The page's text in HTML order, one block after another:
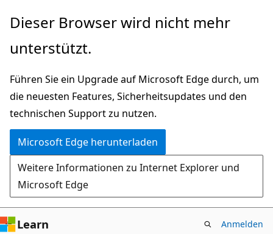
Zu
wechseln
Dieser Browser wird nicht mehr
unterstützt.
Führen Sie ein Upgrade auf Microsoft Edge durch, um
die neuesten Features, Sicherheitsupdates und den
technischen Support zu nutzen.
Microsoft Edge herunterladen
Weitere Informationen zu Internet Explorer und
Microsoft Edge
Learn Anmelden